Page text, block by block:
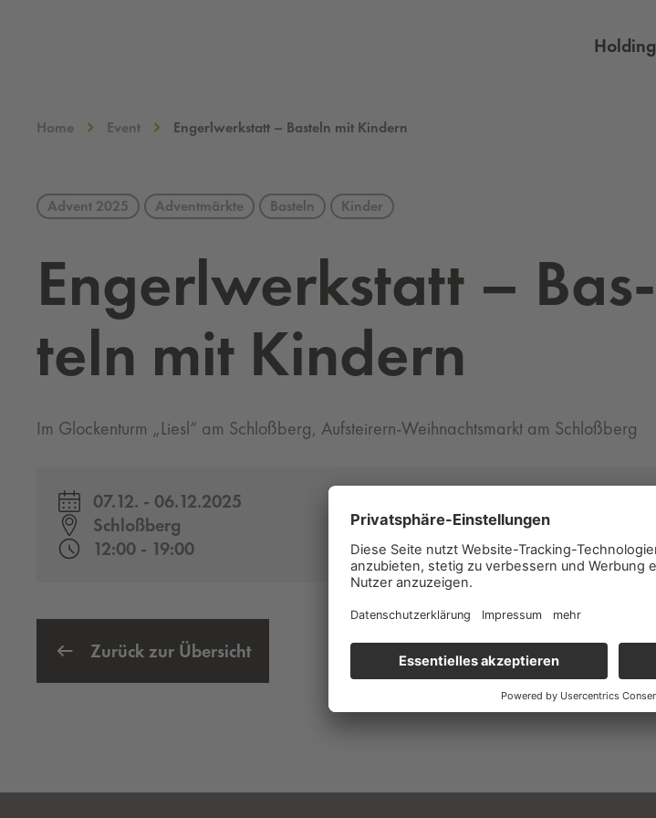
Holding
Home Event Engerlwerkstatt – Basteln mit Kindern
Advent 2025 Adventmärkte Basteln Kinder
En­gerl­werk­statt – Bas­
teln mit Kin­dern
Im Glockenturm „Liesl“ am Schloßberg, Aufsteirern-Weihnachtsmarkt am Schloßberg
07.12. - 06.12.2025
Schloßberg
12:00 - 19:00
Zurück zur Übersicht